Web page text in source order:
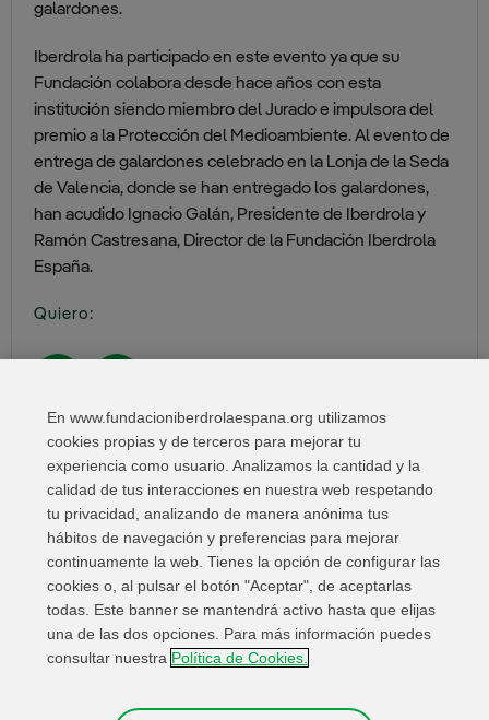
galardones.
Iberdrola ha participado en este evento ya que su
Fundación colabora desde hace años con esta
institución siendo miembro del Jurado e impulsora del
premio a la Protección del Medioambiente. Al evento de
entrega de galardones celebrado en la Lonja de la Seda
de Valencia, donde se han entregado los galardones,
han acudido Ignacio Galán, Presidente de Iberdrola y
Ramón Castresana, Director de la Fundación Iberdrola
España.
Quiero:
Compartir en:
Enlaces de interés Contacta
Mapa Web
Información Legal
Política de privacidad
En www.fundacioniberdrolaespana.org utilizamos
cookies propias y de terceros para mejorar tu
experiencia como usuario. Analizamos la cantidad y la
calidad de tus interacciones en nuestra web respetando
tu privacidad, analizando de manera anónima tus
hábitos de navegación y preferencias para mejorar
continuamente la web. Tienes la opción de configurar las
cookies o, al pulsar el botón "Aceptar", de aceptarlas
todas. Este banner se mantendrá activo hasta que elijas
una de las dos opciones. Para más información puedes
consultar nuestra Política de Cookies.